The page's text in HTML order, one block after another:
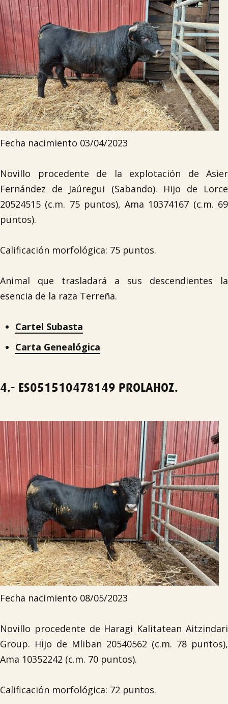

Fecha nacimiento 03/04/2023
Novillo procedente de la explotación de Asier
Fernández de Jaúregui (Sabando). Hijo de Lorce
20524515 (c.m. 75 puntos), Ama 10374167 (c.m. 69
puntos).
Calificación morfológica: 75 puntos.
Animal que trasladará a sus descendientes la
esencia de la raza Terreña.
Cartel Subasta
Carta Genealógica
4.- ES051510478149 PROLAHOZ.
Fecha nacimiento 08/05/2023
Novillo procedente de Haragi Kalitatean Aitzindari
Group. Hijo de Mliban 20540562 (c.m. 78 puntos),
Ama 10352242 (c.m. 70 puntos).
Calificación morfológica: 72 puntos.